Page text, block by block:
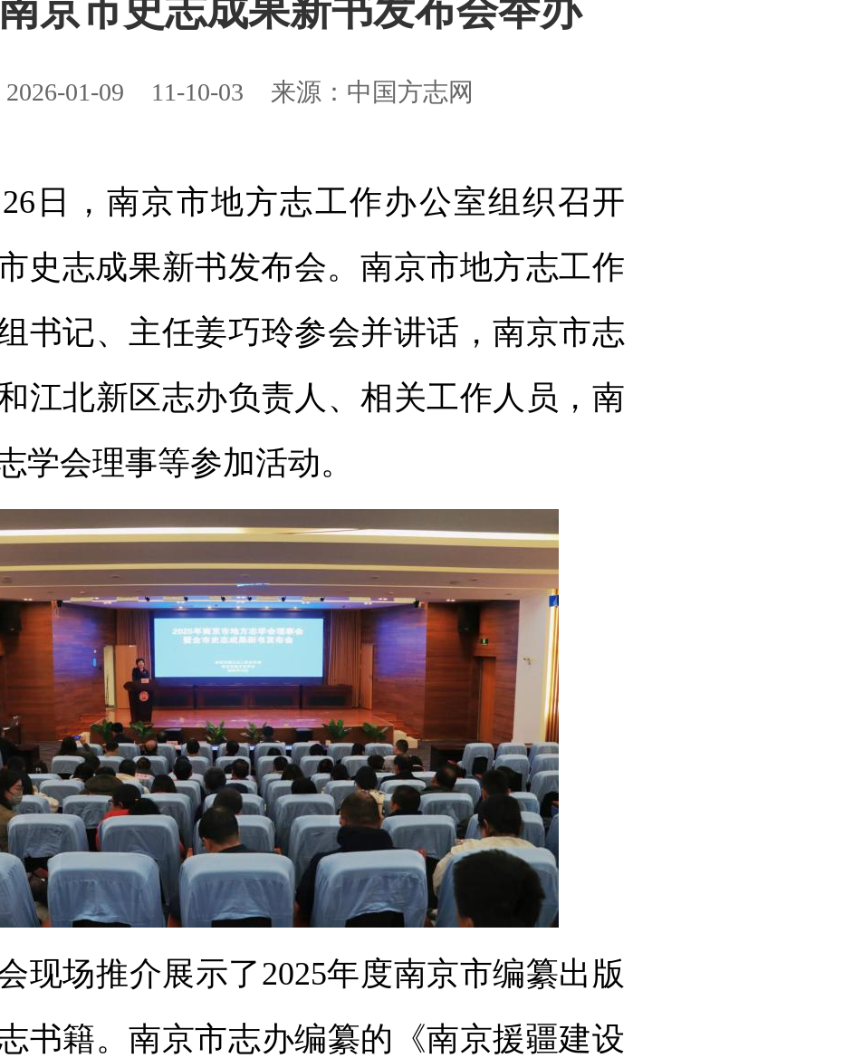
京市史志成果新书发布会举办
2026-01-09 11-10-03 来源：中国方志网
，南京市地方志工作办公室组织召开
史志成果新书发布会。南京市地方志工作
书记、主任姜巧玲参会并讲话，南京市志
江北新区志办负责人、相关工作人员，南
学会理事等参加活动。
场推介展示了2025年度南京市编纂出版
书籍。南京市志办编纂的《南京援疆建设